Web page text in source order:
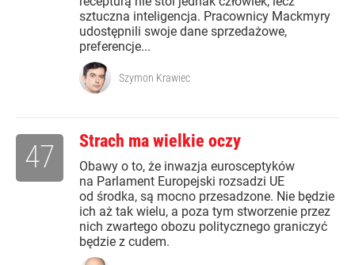
sztuczna inteligencja. Pracownicy Mackmyry
udostępnili swoje dane sprzedażowe,
preferencje...
Szymon Krawiec
Strach ma wielkie oczy
Obawy o to, że inwazja eurosceptyków
na Parlament Europejski rozsadzi UE
od środka, są mocno przesadzone. Nie będzie
ich aż tak wielu, a poza tym stworzenie przez
nich zwartego obozu politycznego graniczyć
będzie z cudem.
47